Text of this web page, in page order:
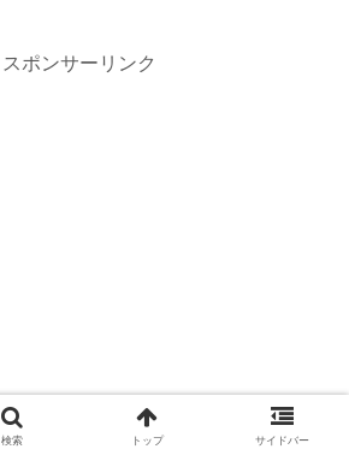
スポンサーリンク
検索 トップ サイドバー